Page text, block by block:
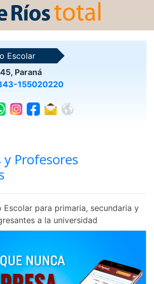
Escolar
Paraná
155020220
Profesores
para primaria, secundaria y
a la universidad